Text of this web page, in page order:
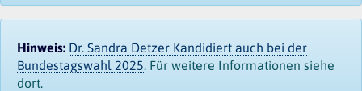
Hinweis: Dr. Sandra Detzer Kandidiert auch bei der
Bundestagswahl 2025. Für weitere Informationen siehe
dort.